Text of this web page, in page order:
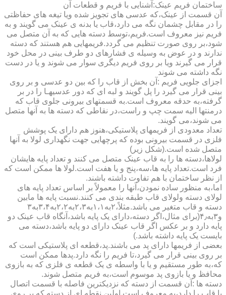
ساختمان فریم عینک:آشنایی با فریم و قطعات آن
آن قسمت از عینک،که عدسی های تجویز شده ویا تیغه های حفاظتی
را در مقابل چشمان نگه می دارد،قاب یا بدنه ی عینک می گویند و به
فریم نیز معروف است.فریم،توسط دسته هایی که به آن متصل می
شود،بر روی صورت تنظیم می گردد.فریمهایی هم هستند که دسته
ندارند و در عوض به وسیله ی فشارهای دو طرف بینی در محل خود
قرار می گیرند ویا بر روی فریم دیگری سوار می شوند و یا در دست
نگه داشته می شوند
اجزای جلویی فریم :آن بخش از قاب را که بین دو عدسی و بر روی
بینی قرار می گیرد را پل گویند و لبه ای که دور عدسیهـا را در بر
گرفته،به حدقه معروف است.به قسمتهای بیرونی جلوی قاب که
درمنتها الیه سمت چپ و راست،در نقاطی که دسته ها به آنها متصل
می شوند،می گویند.
تعداد معدودی از فریمهای پلاستیکی،هنوز هم دارای یک پوشش
فلزی در قسمت بیرونی بوده که پرچهایی جهت نگهداری لولا به آنها
متصل شده است.(شکل زیر)
لولاها،دسته ها را به قاب عینک متصل می کنند و تعداد پایه هایشان
فرد است.تعداد پایه ها،سه،پنج و یا هفت است.لولا ها ممکن است که
از نظر ساختمان با هم تفاوت داشته باشند.
اما،به منظور ساده نمودن،آنها را معمولاً بر اساس تعداد پایه های
لولای دسته ولولای قاب طبقه بندی می کنند.نسبت پایه ها مابین
دسته و قاب متغیر می باشد.مثلاً،۲به۱،۱به۲،۳به۲،۲به۳،۴به۳
و۳به۴٫(برای مثال،اگر دسته،دارای یک پایه باشد،آنگاه قاب عینک دو
پایه دارد و بر عکس اگر قاب عینک دارای دو پایه باشد،دسته می
بایست یک پایه داشته باشد.)
بعضی از فریمها دارای پد می باشند.پد،قطعه ای پلاستیکی است که
بر روی بینی قرار می گیرد،تا فریم را نگه دارد.پدها ممکن است
که،به طور مستقیم و یا با واسطه ی یک قطعه ی فلزی که به بازوی
محافظ و یا بازوی پد موسوم است،به فریم متصل شوند.
دسته ها :آن قسمت از دسته که نزدیکترین فاصله با قسمت اتصال